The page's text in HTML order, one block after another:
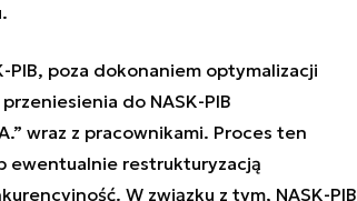
poza dokonaniem optymalizacji
do NASK-PIB
” wraz z pracownikami. Proces ten
ewentualnie restrukturyzacją
W związku z tym, NASK-PIB